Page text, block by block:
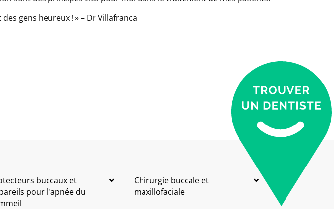
gens heureux ! » – Dr Villafranca
buccaux et
pour l'apnée du
Chirurgie buccale et
maxillofaciale